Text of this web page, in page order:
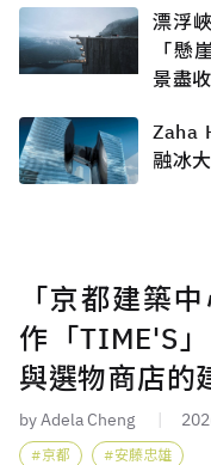
漂浮
「懸
景盡
Zaha
融冰
「京都建築
作「TIME'S
與選物商店的
by Adela Cheng
京都 安藤忠雄